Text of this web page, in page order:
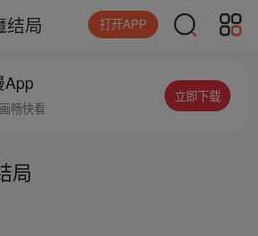
结局 打开APP
App
畅快看
立即下载
局